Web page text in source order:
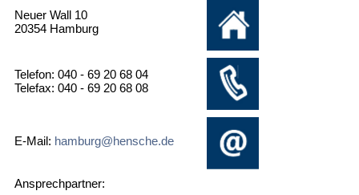
Neuer Wall 10
20354 Hamburg
Telefon: 040 - 69 20 68 04
Telefax: 040 - 69 20 68 08
E-Mail: hamburg@hensche.de
Ansprechpartner: